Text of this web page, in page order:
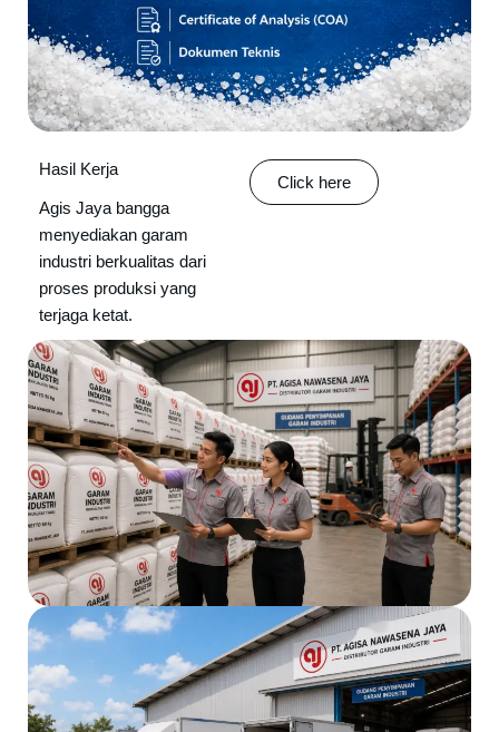
Hasil Kerja
Agis Jaya bangga
menyediakan garam
industri berkualitas dari
proses produksi yang
terjaga ketat.
Click here